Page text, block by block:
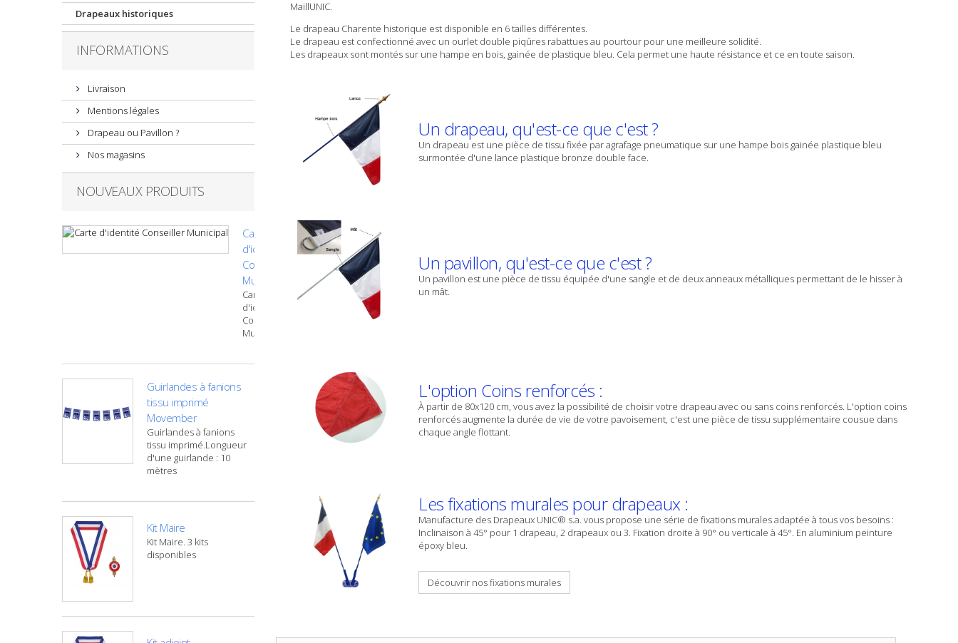
Drapeaux historiques
INFORMATIONS
Livraison
Mentions légales
Drapeau ou Pavillon ?
Nos magasins
NOUVEAUX PRODUITS
Carte
d'identité
Conseiller
Municipal
Carte
d'identité
Conseiller
Municipal
Guirlandes à fanions
tissu imprimé
Movember
Guirlandes à fanions
tissu imprimé.Longueur
d'une guirlande : 10
mètres
Kit Maire
Kit Maire. 3 kits
disponibles
MaillUNIC.
Le drapeau Charente historique est disponible en 6 tailles différentes.
Le drapeau est confectionné avec un ourlet double piqûres rabattues au pourtour pour une meilleure solidité.
Les drapeaux sont montés sur une hampe en bois, gainée de plastique bleu. Cela permet une haute résistance et ce en toute saison.
Un drapeau, qu'est-ce que c'est ?
Un drapeau est une pièce de tissu fixée par agrafage pneumatique sur une hampe bois gainée plastique bleu
surmontée d'une lance plastique bronze double face.
Un pavillon, qu'est-ce que c'est ?
Un pavillon est une pièce de tissu équipée d'une sangle et de deux anneaux métalliques permettant de le hisser à
un mât.
L'option Coins renforcés :
À partir de 80x120 cm, vous avez la possibilité de choisir votre drapeau avec ou sans coins renforcés. L'option coins
renforcés augmente la durée de vie de votre pavoisement, c'est une pièce de tissu supplémentaire cousue dans
chaque angle flottant.
Les fixations murales pour drapeaux :
Manufacture des Drapeaux UNIC® s.a. vous propose une série de fixations murales adaptée à tous vos besoins :
Inclinaison à 45° pour 1 drapeau, 2 drapeaux ou 3. Fixation droite à 90° ou verticale à 45°. En aluminium peinture
époxy bleu.
Découvrir nos fixations murales